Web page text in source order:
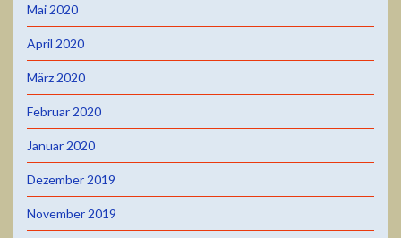
Mai 2020
April 2020
März 2020
Februar 2020
Januar 2020
Dezember 2019
November 2019